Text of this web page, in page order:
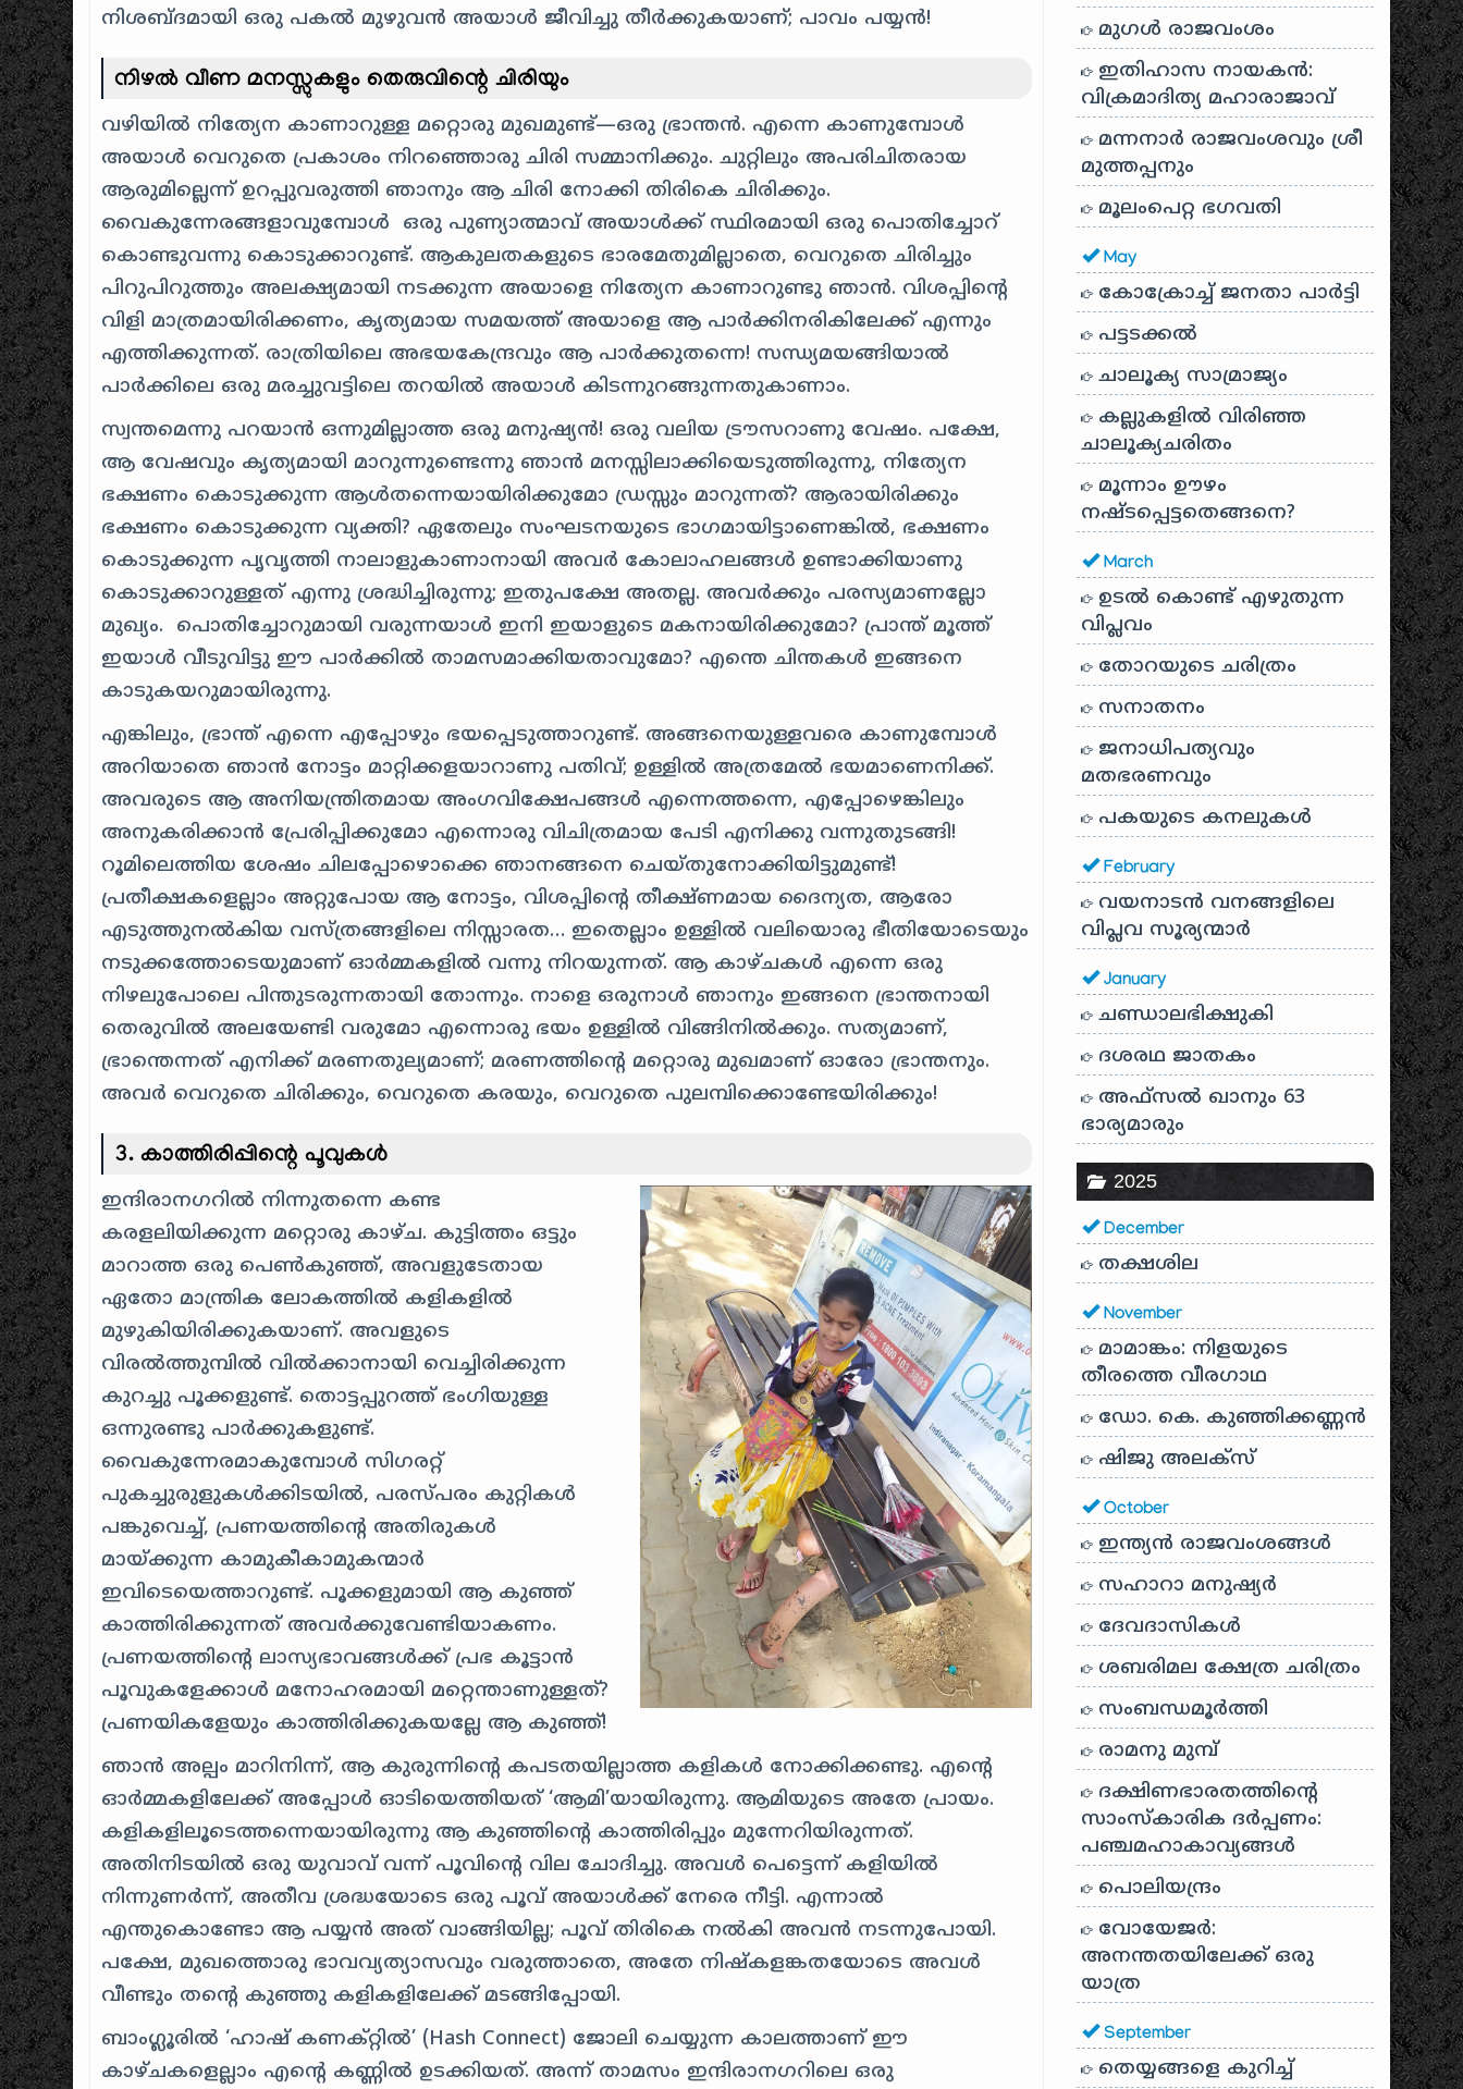
നിശബ്ദമായി ഒരു പകൽ മുഴുവൻ അയാൾ ജീവിച്ചു തീർക്കുകയാണ്; പാവം പയ്യൻ!
നിഴൽ വീണ മനസ്സുകളും തെരുവിന്റെ ചിരിയും
വഴിയിൽ നിത്യേന കാണാറുള്ള മറ്റൊരു മുഖമുണ്ട്—ഒരു ഭ്രാന്തൻ. എന്നെ കാണുമ്പോൾ
അയാൾ വെറുതെ പ്രകാശം നിറഞ്ഞൊരു ചിരി സമ്മാനിക്കും. ചുറ്റിലും അപരിചിതരായ
ആരുമില്ലെന്ന് ഉറപ്പുവരുത്തി ഞാനും ആ ചിരി നോക്കി തിരികെ ചിരിക്കും.
വൈകുന്നേരങ്ങളാവുമ്പോൾ ഒരു പുണ്യാത്മാവ് അയാൾക്ക് സ്ഥിരമായി ഒരു പൊതിച്ചോറ്
കൊണ്ടുവന്നു കൊടുക്കാറുണ്ട്. ആകുലതകളുടെ ഭാരമേതുമില്ലാതെ, വെറുതെ ചിരിച്ചും
പിറുപിറുത്തും അലക്ഷ്യമായി നടക്കുന്ന അയാളെ നിത്യേന കാണാറുണ്ടു ഞാൻ. വിശപ്പിന്റെ
വിളി മാത്രമായിരിക്കണം, കൃത്യമായ സമയത്ത് അയാളെ ആ പാർക്കിനരികിലേക്ക് എന്നും
എത്തിക്കുന്നത്. രാത്രിയിലെ അഭയകേന്ദ്രവും ആ പാർക്കുതന്നെ! സന്ധ്യമയങ്ങിയാൽ
പാർക്കിലെ ഒരു മരച്ചുവട്ടിലെ തറയിൽ അയാൾ കിടന്നുറങ്ങുന്നതുകാണാം.
സ്വന്തമെന്നു പറയാൻ ഒന്നുമില്ലാത്ത ഒരു മനുഷ്യൻ! ഒരു വലിയ ട്രൗസറാണു വേഷം. പക്ഷേ,
ആ വേഷവും കൃത്യമായി മാറുന്നുണ്ടെന്നു ഞാൻ മനസ്സിലാക്കിയെടുത്തിരുന്നു, നിത്യേന
ഭക്ഷണം കൊടുക്കുന്ന ആൾതന്നെയായിരിക്കുമോ ഡ്രസ്സും മാറുന്നത്? ആരായിരിക്കും
ഭക്ഷണം കൊടുക്കുന്ന വ്യക്തി? ഏതേലും സംഘടനയുടെ ഭാഗമായിട്ടാണെങ്കിൽ, ഭക്ഷണം
കൊടുക്കുന്ന പൃവൃത്തി നാലാളുകാണാനായി അവർ കോലാഹലങ്ങൾ ഉണ്ടാക്കിയാണു
കൊടുക്കാറുള്ളത് എന്നു ശ്രദ്ധിച്ചിരുന്നു; ഇതുപക്ഷേ അതല്ല. അവർക്കും പരസ്യമാണല്ലോ
മുഖ്യം. പൊതിച്ചോറുമായി വരുന്നയാൾ ഇനി ഇയാളുടെ മകനായിരിക്കുമോ? പ്രാന്ത് മൂത്ത്
ഇയാൾ വീടുവിട്ടു ഈ പാർക്കിൽ താമസമാക്കിയതാവുമോ? എന്തെ ചിന്തകൾ ഇങ്ങനെ
കാടുകയറുമായിരുന്നു.
എങ്കിലും, ഭ്രാന്ത് എന്നെ എപ്പോഴും ഭയപ്പെടുത്താറുണ്ട്. അങ്ങനെയുള്ളവരെ കാണുമ്പോൾ
അറിയാതെ ഞാൻ നോട്ടം മാറ്റിക്കളയാറാണു പതിവ്; ഉള്ളിൽ അത്രമേൽ ഭയമാണെനിക്ക്.
അവരുടെ ആ അനിയന്ത്രിതമായ അംഗവിക്ഷേപങ്ങൾ എന്നെത്തന്നെ, എപ്പോഴെങ്കിലും
അനുകരിക്കാൻ പ്രേരിപ്പിക്കുമോ എന്നൊരു വിചിത്രമായ പേടി എനിക്കു വന്നുതുടങ്ങി!
റൂമിലെത്തിയ ശേഷം ചിലപ്പോഴൊക്കെ ഞാനങ്ങനെ ചെയ്തുനോക്കിയിട്ടുമുണ്ട്!
പ്രതീക്ഷകളെല്ലാം അറ്റുപോയ ആ നോട്ടം, വിശപ്പിന്റെ തീക്ഷ്ണമായ ദൈന്യത, ആരോ
എടുത്തുനൽകിയ വസ്ത്രങ്ങളിലെ നിസ്സാരത… ഇതെല്ലാം ഉള്ളിൽ വലിയൊരു ഭീതിയോടെയും
നടുക്കത്തോടെയുമാണ് ഓർമ്മകളിൽ വന്നു നിറയുന്നത്. ആ കാഴ്ചകൾ എന്നെ ഒരു
നിഴലുപോലെ പിന്തുടരുന്നതായി തോന്നും. നാളെ ഒരുനാൾ ഞാനും ഇങ്ങനെ ഭ്രാന്തനായി
തെരുവിൽ അലയേണ്ടി വരുമോ എന്നൊരു ഭയം ഉള്ളിൽ വിങ്ങിനിൽക്കും. സത്യമാണ്,
ഭ്രാന്തെന്നത് എനിക്ക് മരണതുല്യമാണ്; മരണത്തിന്റെ മറ്റൊരു മുഖമാണ് ഓരോ ഭ്രാന്തനും.
അവർ വെറുതെ ചിരിക്കും, വെറുതെ കരയും, വെറുതെ പുലമ്പിക്കൊണ്ടേയിരിക്കും!
3. കാത്തിരിപ്പിന്റെ പൂവുകൾ
ഇന്ദിരാനഗറിൽ നിന്നുതന്നെ കണ്ട
കരളലിയിക്കുന്ന മറ്റൊരു കാഴ്ച. കുട്ടിത്തം ഒട്ടും
മാറാത്ത ഒരു പെൺകുഞ്ഞ്, അവളുടേതായ
ഏതോ മാന്ത്രിക ലോകത്തിൽ കളികളിൽ
മുഴുകിയിരിക്കുകയാണ്. അവളുടെ
വിരൽത്തുമ്പിൽ വിൽക്കാനായി വെച്ചിരിക്കുന്ന
കുറച്ചു പൂക്കളുണ്ട്. തൊട്ടപ്പുറത്ത് ഭംഗിയുള്ള
ഒന്നുരണ്ടു പാർക്കുകളുണ്ട്.
വൈകുന്നേരമാകുമ്പോൾ സിഗരറ്റ്
പുകച്ചുരുളുകൾക്കിടയിൽ, പരസ്പരം കുറ്റികൾ
പങ്കുവെച്ച്, പ്രണയത്തിന്റെ അതിരുകൾ
മായ്ക്കുന്ന കാമുകീകാമുകന്മാർ
ഇവിടെയെത്താറുണ്ട്. പൂക്കളുമായി ആ കുഞ്ഞ്
കാത്തിരിക്കുന്നത് അവർക്കുവേണ്ടിയാകണം.
പ്രണയത്തിന്റെ ലാസ്യഭാവങ്ങൾക്ക് പ്രഭ കൂട്ടാൻ
പൂവുകളേക്കാൾ മനോഹരമായി മറ്റെന്താണുള്ളത്?
പ്രണയികളേയും കാത്തിരിക്കുകയല്ലേ ആ കുഞ്ഞ്!
ഞാൻ അല്പം മാറിനിന്ന്, ആ കുരുന്നിന്റെ കപടതയില്ലാത്ത കളികൾ നോക്കിക്കണ്ടു. എന്റെ
ഓർമ്മകളിലേക്ക് അപ്പോൾ ഓടിയെത്തിയത് ‘ആമി’യായിരുന്നു. ആമിയുടെ അതേ പ്രായം.
കളികളിലൂടെത്തന്നെയായിരുന്നു ആ കുഞ്ഞിന്റെ കാത്തിരിപ്പും മുന്നേറിയിരുന്നത്.
അതിനിടയിൽ ഒരു യുവാവ് വന്ന് പൂവിന്റെ വില ചോദിച്ചു. അവൾ പെട്ടെന്ന് കളിയിൽ
നിന്നുണർന്ന്, അതീവ ശ്രദ്ധയോടെ ഒരു പൂവ് അയാൾക്ക് നേരെ നീട്ടി. എന്നാൽ
എന്തുകൊണ്ടോ ആ പയ്യൻ അത് വാങ്ങിയില്ല; പൂവ് തിരികെ നൽകി അവൻ നടന്നുപോയി.
പക്ഷേ, മുഖത്തൊരു ഭാവവ്യത്യാസവും വരുത്താതെ, അതേ നിഷ്കളങ്കതയോടെ അവൾ
വീണ്ടും തന്റെ കുഞ്ഞു കളികളിലേക്ക് മടങ്ങിപ്പോയി.
ബാംഗ്ലൂരിൽ ‘ഹാഷ് കണക്റ്റിൽ’ (Hash Connect) ജോലി ചെയ്യുന്ന കാലത്താണ് ഈ
കാഴ്ചകളെല്ലാം എന്റെ കണ്ണിൽ ഉടക്കിയത്. അന്ന് താമസം ഇന്ദിരാനഗറിലെ ഒരു
മുഗൾ രാജവംശം
ഇതിഹാസ നായകൻ:
വിക്രമാദിത്യ മഹാരാജാവ്
മന്നനാർ രാജവംശവും ശ്രീ
മുത്തപ്പനും
മൂലംപെറ്റ ഭഗവതി
May
കോക്രോച്ച് ജനതാ പാർട്ടി
പട്ടടക്കൽ
ചാലൂക്യ സാമ്രാജ്യം
കല്ലുകളിൽ വിരിഞ്ഞ
ചാലൂക്യചരിതം
മൂന്നാം ഊഴം
നഷ്ടപ്പെട്ടതെങ്ങനെ?
March
ഉടൽ കൊണ്ട് എഴുതുന്ന
വിപ്ലവം
തോറയുടെ ചരിത്രം
സനാതനം
ജനാധിപത്യവും
മതഭരണവും
പകയുടെ കനലുകൾ
February
വയനാടൻ വനങ്ങളിലെ
വിപ്ലവ സൂര്യന്മാർ
January
ചണ്ഡാലഭിക്ഷുകി
ദശരഥ ജാതകം
അഫ്സൽ ഖാനും 63
ഭാര്യമാരും
2025
December
തക്ഷശില
November
മാമാങ്കം: നിളയുടെ
തീരത്തെ വീരഗാഥ
ഡോ. കെ. കുഞ്ഞിക്കണ്ണൻ
ഷിജു അലക്സ്
October
ഇന്ത്യൻ രാജവംശങ്ങൾ
സഹാറാ മനുഷ്യർ
ദേവദാസികൾ
ശബരിമല ക്ഷേത്ര ചരിത്രം
സംബന്ധമൂർത്തി
രാമനു മുമ്പ്
ദക്ഷിണഭാരതത്തിൻ്റെ
സാംസ്കാരിക ദർപ്പണം:
പഞ്ചമഹാകാവ്യങ്ങൾ
പൊലിയന്ദ്രം
വോയേജർ:
അനന്തതയിലേക്ക് ഒരു
യാത്ര
September
തെയ്യങ്ങളെ കുറിച്ച്